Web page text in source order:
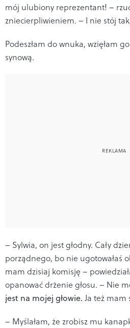
mój ulubiony reprezentant! –
zniecierpliwieniem. – I nie stój
Podeszłam do wnuka, wzięłam
synową.
– Sylwia, on jest głodny. Cały
porządnego, bo nie ugotowałaś
mam dzisiaj komisję –
opanować drżenie głosu. – Nie
jest na mojej głowie. Ja też mam
– Myślałam, że zrobisz mu